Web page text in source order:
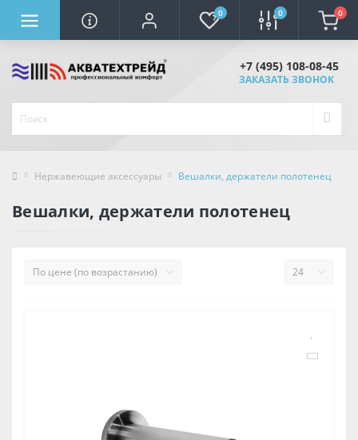
0 0 0
+7 (495) 108-08-45
ЗАКАЗАТЬ ЗВОНОК
Нержавеющие аксессуары Вешалки, держатели полотенец
Вешалки, держатели полотенец